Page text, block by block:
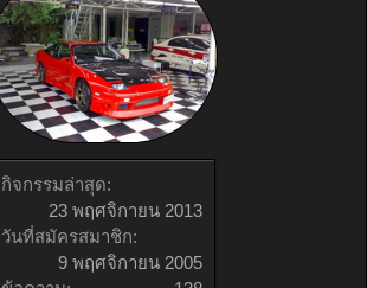
กิจกรรมล่าสุด:
23 พฤศจิกายน 2013
วันที่สมัครสมาชิก:
9 พฤศจิกายน 2005